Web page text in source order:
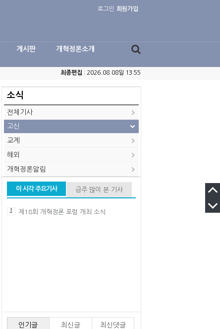
로그인 회원가입
게시판 개혁정론소개
최종편집 : 2026.08.08일 13:55
소식
전체기사
고신
교계
해외
개혁정론알림
이 시각 주요기사 금주 많이 본 기사
1 제18회 개혁정론 포럼 개최 소식
인기글 최신글 최신댓글